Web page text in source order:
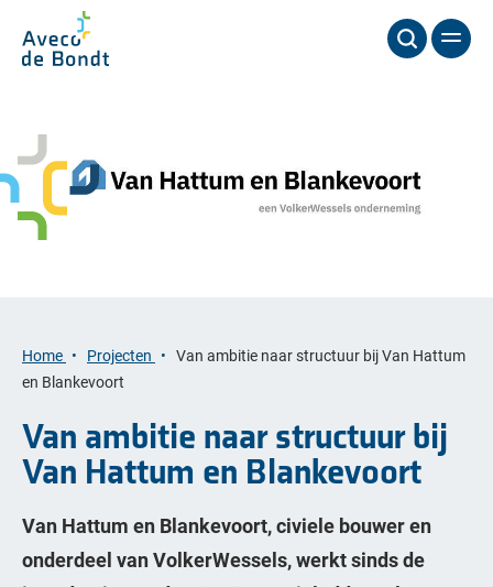
Home Projecten
Van ambitie naar structuur bij Van Hattum
en Blankevoort
Van ambitie naar structuur bij
Van Hattum en Blankevoort
Van Hattum en Blankevoort, civiele bouwer en
onderdeel van VolkerWessels, werkt sinds de